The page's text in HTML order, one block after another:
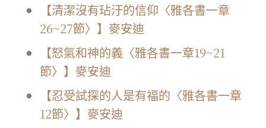
【清潔沒有玷汙的信仰〈雅各書一章
26~27節〉】麥安迪
【怒氣和神的義〈雅各書一章19~21
節〉】麥安迪
【忍受試探的人是有福的〈雅各書一章
12節〉】麥安迪